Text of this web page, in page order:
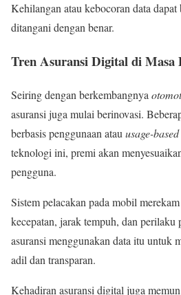
Kehilangan atau kebocoran data
ditangani dengan benar.
Tren Asuransi Digital di Masa
Seiring dengan berkembangnya
asuransi juga mulai berinovasi.
berbasis penggunaan atau usage-
teknologi ini, premi akan
pengguna.
Sistem pelacakan pada mobil
kecepatan, jarak tempuh, dan perilaku
asuransi menggunakan data itu untuk
adil dan transparan.
Kehadiran asuransi digital juga